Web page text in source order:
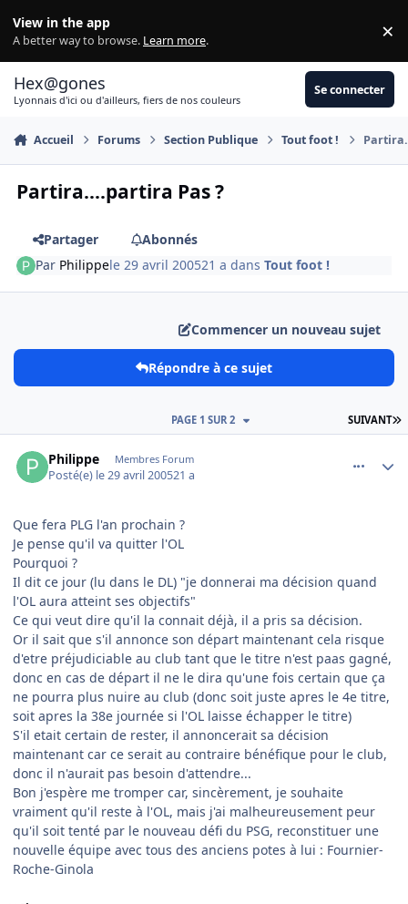
View in the app
A better way to browse. Learn more. ×
Hex@gones
Lyonnais d'ici ou d'ailleurs, fiers de nos couleurs
Se connecter
Accueil Forums Section Publique Tout foot !
Partira....partira Pas ?
Partager
Abonnés
Par Philippele 29 avril 200521 a dansTout foot !
Commencer un nouveau sujet
Répondre à ce sujet
SUIVANT
PAGE 1 SUR 2
Philippe Membres Forum
Posté(e) le 29 avril 200521 a
Que fera PLG l'an prochain ?
Je pense qu'il va quitter l'OL
Pourquoi ?
Il dit ce jour (lu dans le DL) "je donnerai ma décision quand
l'OL aura atteint ses objectifs"
Ce qui veut dire qu'il la connait déjà, il a pris sa décision.
Or il sait que s'il annonce son départ maintenant cela risque
d'etre préjudiciable au club tant que le titre n'est paas gagné,
donc en cas de départ il ne le dira qu'une fois certain que ça
ne pourra plus nuire au club (donc soit juste apres le 4e titre,
soit apres la 38e journée si l'OL laisse échapper le titre)
S'il etait certain de rester, il annoncerait sa décision
maintenant car ce serait au contraire bénéfique pour le club,
donc il n'aurait pas besoin d'attendre...
Bon j'espère me tromper car, sincèrement, je souhaite
vraiment qu'il reste à l'OL, mais j'ai malheureusement peur
qu'il soit tenté par le nouveau défi du PSG, reconstituer une
nouvelle équipe avec tous des anciens potes à lui : Fournier-
Roche-Ginola